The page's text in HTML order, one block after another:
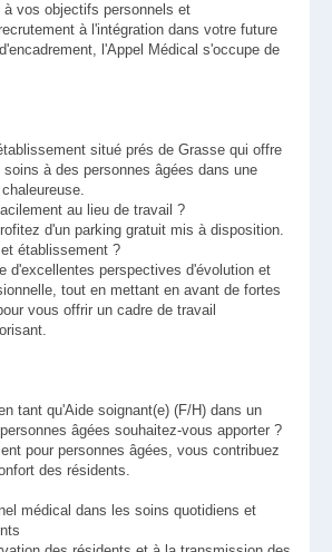
à vos objectifs personnels et
à l'intégration dans votre future
l'Appel Médical s'occupe de
situé prés de Grasse qui offre
à des personnes âgées dans une
au lieu de travail ?
d'un parking gratuit mis à disposition.
établissement ?
d'excellentes perspectives d'évolution et
tout en mettant en avant de fortes
vous offrir un cadre de travail
tant qu'Aide soignant(e) (F/H) dans un
âgées souhaitez-vous apporter ?
pour personnes âgées, vous contribuez
des résidents.
médical dans les soins quotidiens et